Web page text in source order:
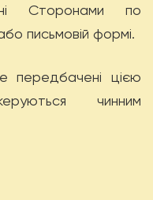
Сторонами по
письмовій формі.
передбачені цією
чинним